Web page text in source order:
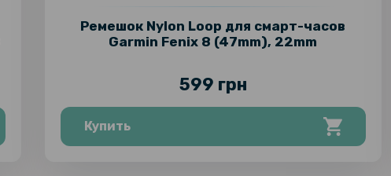
Ремешок Nylon Loop для смарт-часов
Garmin Fenix 8 (47mm), 22mm
599 грн
Купить